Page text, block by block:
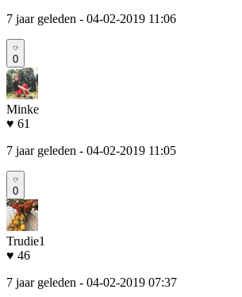
7 jaar geleden - 04-02-2019 11:06
0
Minke
♥ 61
7 jaar geleden - 04-02-2019 11:05
0
Trudie1
♥ 46
7 jaar geleden - 04-02-2019 07:37